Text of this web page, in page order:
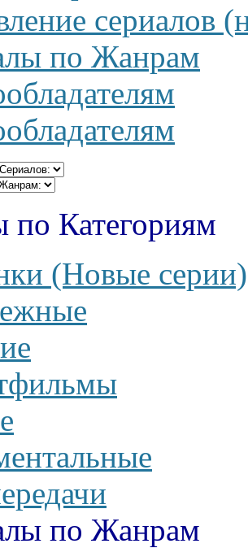
сериалов
по Жанрам
по Категориям
(Новые серии)
по Жанрам